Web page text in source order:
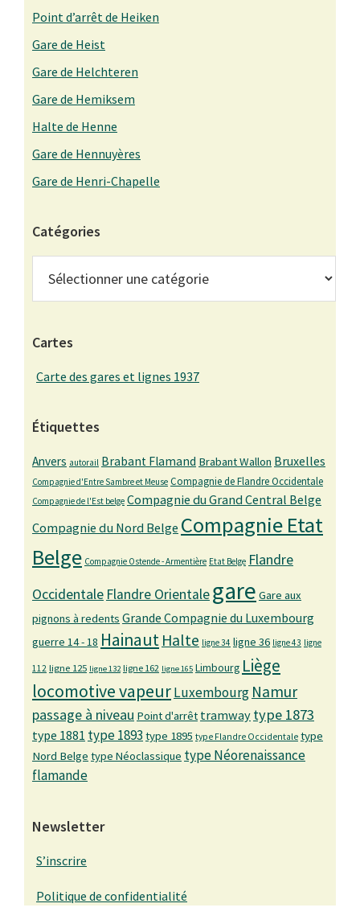
Point d’arrêt de Heiken
Gare de Heist
Gare de Helchteren
Gare de Hemiksem
Halte de Henne
Gare de Hennuyères
Gare de Henri-Chapelle
Catégories
Cartes
Carte des gares et lignes 1937
Étiquettes
Anvers autorail Brabant Flamand Brabant Wallon Bruxelles
Compagnie d'Entre Sambre et Meuse Compagnie de Flandre Occidentale
Compagnie de l'Est belge Compagnie du Grand Central Belge
Compagnie du Nord Belge Compagnie Etat
Belge Compagnie Ostende - Armentière Etat Belge Flandre
Occidentale Flandre Orientalegare Gare aux
pignons à redents Grande Compagnie du Luxembourg
guerre 14 - 18 Hainaut Halte ligne 34 ligne 36 ligne 43 ligne
112 ligne 125 ligne 132 ligne 162 ligne 165 Limbourg Liège
locomotive vapeurLuxembourg Namur
passage à niveau Point d'arrêt tramway type 1873
type 1881 type 1893 type 1895 type Flandre Occidentale type
Nord Belge type Néoclassique type Néorenaissance
flamande
Newsletter
S’inscrire
Politique de confidentialité